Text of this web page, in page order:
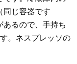
同じ容器です
あるので、手持ち
。ネスプレッソの